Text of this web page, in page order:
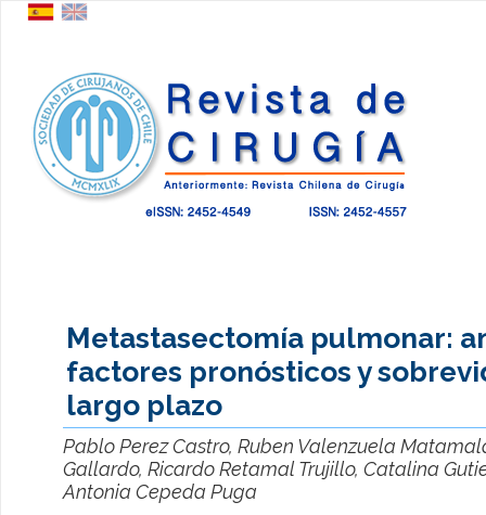
Metastasectomía pulmonar:
factores pronósticos y
largo plazo
Pablo Perez Castro, Ruben Valenzuela
Gallardo, Ricardo Retamal Trujillo, Catalina
Antonia Cepeda Puga